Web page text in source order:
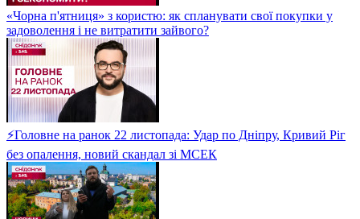
«Чорна п'ятниця» з користю: як спланувати свої покупки у
задоволення і не витратити зайвого?
⚡Головне на ранок 22 листопада: Удар по Дніпру, Кривий Ріг
без опалення, новий скандал зі МСЕК